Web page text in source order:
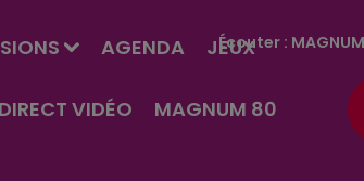
AGENDA JEUX
DIRECT VIDÉO MAGNUM 80
Écouter :